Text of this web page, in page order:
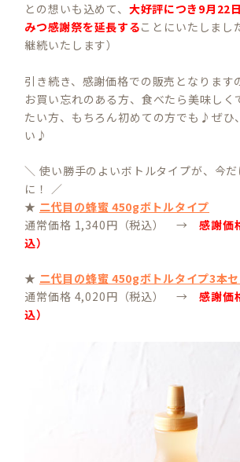
との想いも込めて、 大好評につき9月22
みつ感謝祭を延長することにいたしまし
継続いたします）
引き続き、感謝価格での販売となります
お買い忘れのある方、食べたら美味しく
たい方、もちろん初めての方でも♪ぜひ
い♪
＼ 使い勝手のよいボトルタイプが、今
に！ ／
★ 二代目の蜂蜜 450gボトルタイプ
通常価格 1,340円（税込） →感謝価
込）
★ 二代目の蜂蜜 450gボトルタイプ3本
通常価格 4,020円（税込） →感謝価
込）